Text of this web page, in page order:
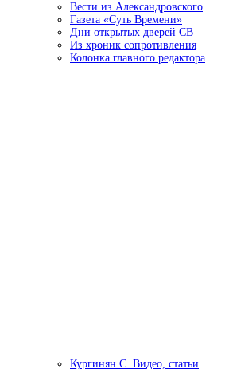
Вести из Александровского
Газета «Суть Времени»
Дни открытых дверей СВ
Из хроник сопротивления
Колонка главного редактора
Кургинян С. Видео, статьи